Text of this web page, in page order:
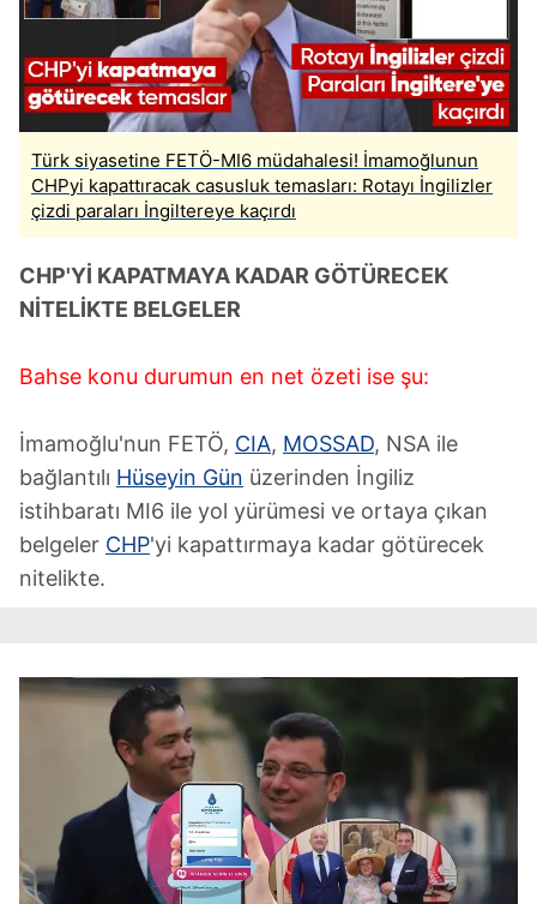
Türk siyasetine FETÖ-MI6 müdahalesi! İmamoğlunun
CHPyi kapattıracak casusluk temasları: Rotayı İngilizler
çizdi paraları İngiltereye kaçırdı
CHP'Yİ KAPATMAYA KADAR GÖTÜRECEK
NİTELİKTE BELGELER
Bahse konu durumun en net özeti ise şu:
İmamoğlu'nun FETÖ, CIA, MOSSAD, NSA ile
bağlantılı Hüseyin Gün üzerinden İngiliz
istihbaratı MI6 ile yol yürümesi ve ortaya çıkan
belgeler CHP'yi kapattırmaya kadar götürecek
nitelikte.